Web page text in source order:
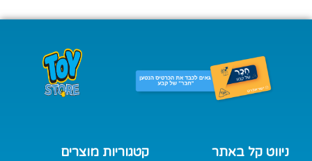
קטגוריות מוצרים ניווט קל באתר